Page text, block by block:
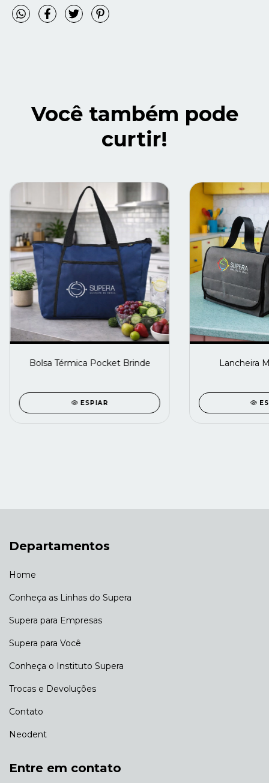
Você também pode
curtir!
Bolsa Térmica Pocket Brinde
ESPIAR
Lancheira
Departamentos
Home
Conheça as Linhas do Supera
Supera para Empresas
Supera para Você
Conheça o Instituto Supera
Trocas e Devoluções
Contato
Neodent
Entre em contato